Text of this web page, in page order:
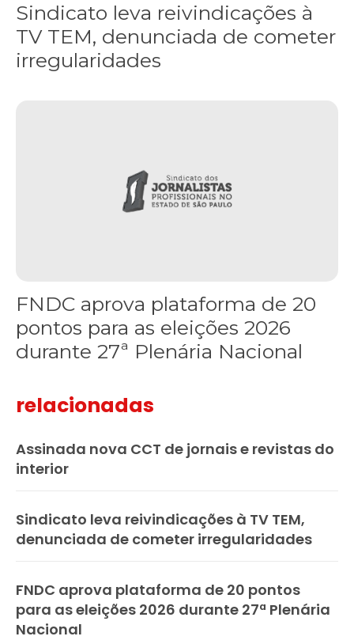
Sindicato leva reivindicações à
TV TEM, denunciada de cometer
irregularidades
FNDC aprova plataforma de 20
pontos para as eleições 2026
durante 27ª Plenária Nacional
relacionadas
Assinada nova CCT de jornais e revistas do
interior
Sindicato leva reivindicações à TV TEM,
denunciada de cometer irregularidades
FNDC aprova plataforma de 20 pontos
para as eleições 2026 durante 27ª Plenária
Nacional